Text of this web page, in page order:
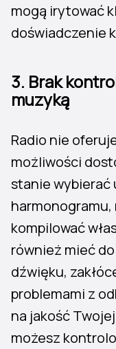
mogą irytować
doświadczenie
3. Brak
muzyką
Radio nie
możliwości
stanie wybierać
harmonogramu,
kompilować
również mieć
dźwięku,
problemami z
na jakość
możesz